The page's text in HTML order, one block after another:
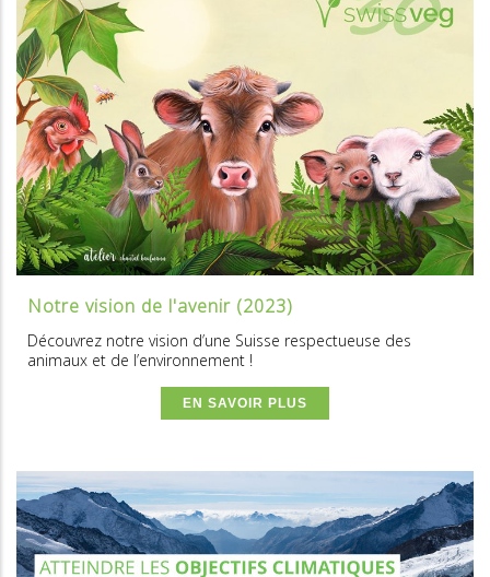
Notre vision de l'avenir (2023)
Découvrez notre vision d’une Suisse respectueuse des
animaux et de l’environnement !
EN SAVOIR PLUS